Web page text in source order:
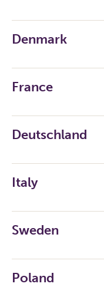
Denmark
France
Deutschland
Italy
Sweden
Poland